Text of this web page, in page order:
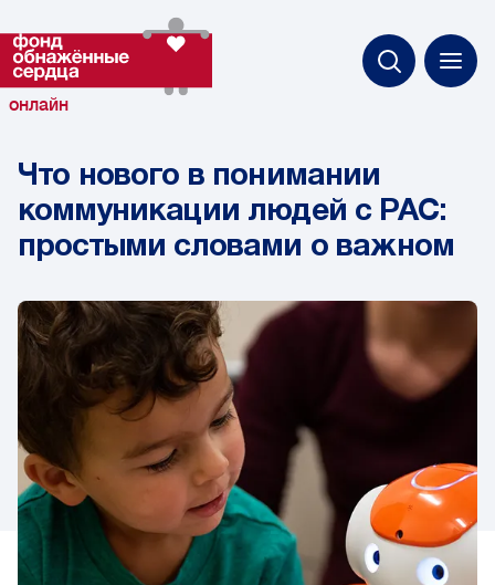
онлайн
Что нового в понимании
коммуникации людей с РАС:
простыми словами о важном